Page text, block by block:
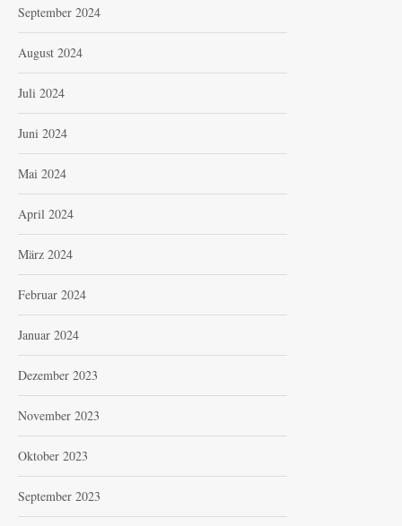
September 2024
August 2024
Juli 2024
Juni 2024
Mai 2024
April 2024
März 2024
Februar 2024
Januar 2024
Dezember 2023
November 2023
Oktober 2023
September 2023